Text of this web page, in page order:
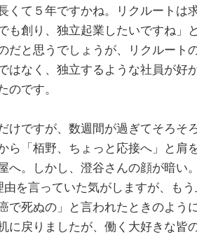
くて５年ですかね。リクルートは
も創り、独立起業したいですね」
だと思うでしょうが、リクルート
はなく、独立するような社員が好
です。
けですが、数週間が過ぎてそろそ
「栢野、ちょっと応接へ」と肩
。しかし、澄谷さんの顔が暗い。
を言っていた気がしますが、もう
で死ぬの」と言われたときのよう
に戻りましたが、働く大好きな皆